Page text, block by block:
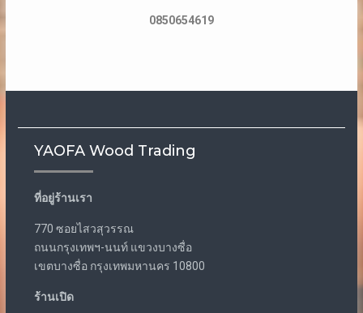
0850654619
YAOFA Wood Trading
ที่อยู่ร้านเรา
770 ซอยไสวสุวรรณ
ถนนกรุงเทพฯ-นนท์ แขวงบางซื่อ
เขตบางซื่อ กรุงเทพมหานคร 10800
ร้านเปิด